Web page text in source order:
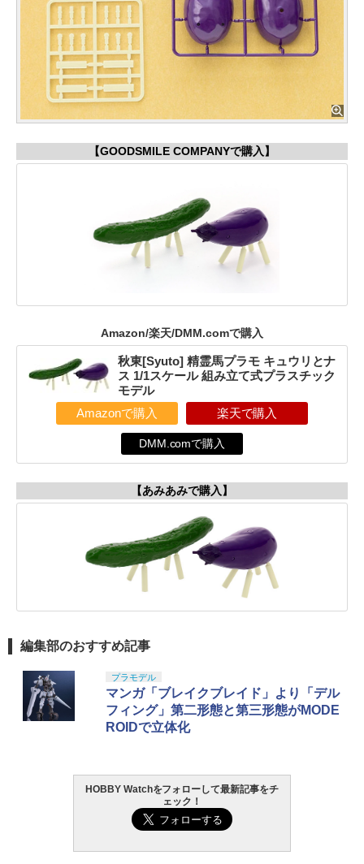
【GOODSMILE COMPANYで購入】
Amazon/楽天/DMM.comで購入
秋東[Syuto] 精霊馬プラモ キュウリとナ
ス 1/1スケール 組み立て式プラスチック
モデル
Amazonで購入 楽天で購入
DMM.comで購入
【あみあみで購入】
編集部のおすすめ記事
プラモデル
マンガ「ブレイクブレイド」より「デル
フィング」第二形態と第三形態がMODE
ROIDで立体化
HOBBY Watchをフォローして最新記事をチ
ェック！